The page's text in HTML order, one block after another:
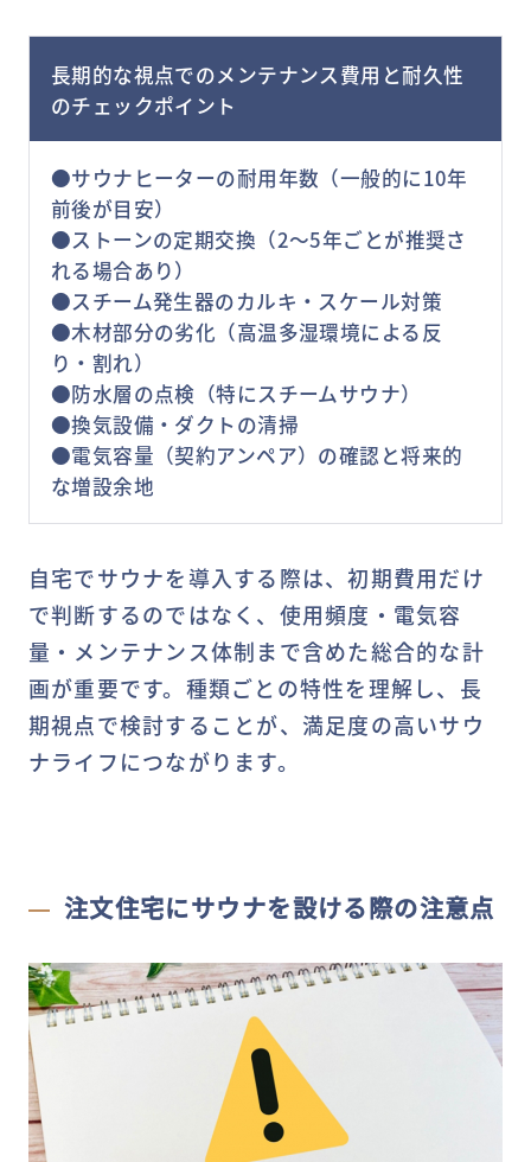
長期的な視点でのメンテナンス費用と耐久性
のチェックポイント
●サウナヒーターの耐用年数（一般的に10年
前後が目安）
●ストーンの定期交換（2～5年ごとが推奨さ
れる場合あり）
●スチーム発生器のカルキ・スケール対策
●木材部分の劣化（高温多湿環境による反
り・割れ）
●防水層の点検（特にスチームサウナ）
●換気設備・ダクトの清掃
●電気容量（契約アンペア）の確認と将来的
な増設余地
自宅でサウナを導入する際は、初期費用だけ
で判断するのではなく、使用頻度・電気容
量・メンテナンス体制まで含めた総合的な計
画が重要です。種類ごとの特性を理解し、長
期視点で検討することが、満足度の高いサウ
ナライフにつながります。
注文住宅にサウナを設ける際の注意点